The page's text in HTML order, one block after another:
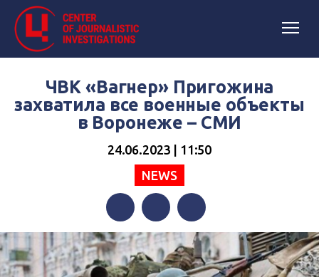
ЧВК «Вагнер» Пригожина
захватила все военные объекты
в Воронеже – СМИ
24.06.2023 | 11:50
NEWS
FacebookTwitterTelegram